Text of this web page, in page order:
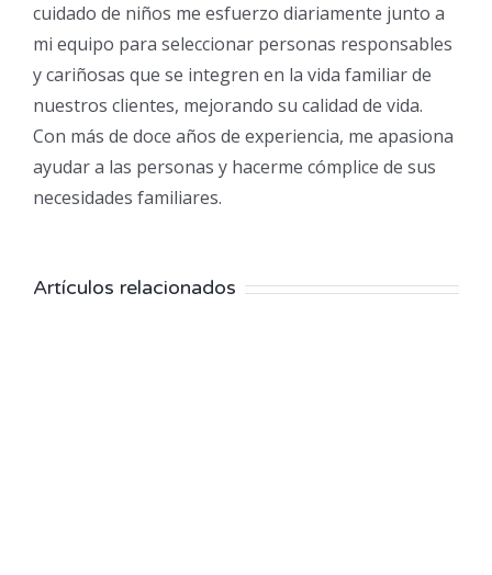
cuidado de niños me esfuerzo diariamente junto a
mi equipo para seleccionar personas responsables
y cariñosas que se integren en la vida familiar de
nuestros clientes, mejorando su calidad de vida.
Con más de doce años de experiencia, me apasiona
ayudar a las personas y hacerme cómplice de sus
necesidades familiares.
Artículos relacionados